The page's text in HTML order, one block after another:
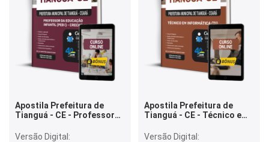
Apostila Prefeitura de
Tianguá - CE - Professor
- Creche
Versão Digital:
Apostila Prefeitura de
Tianguá - CE - Técnico em
Versão Digital: